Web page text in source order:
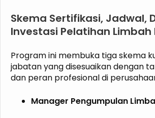
Skema Sertifikasi, Jadwal,
Investasi Pelatihan Limbah
Program ini membuka tiga skema
jabatan yang disesuaikan dengan
dan peran profesional di
Manager Pengumpulan